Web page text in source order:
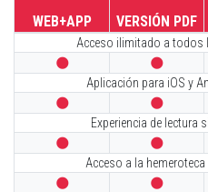
WEB+APP VERSIÓN PDF
Acceso ilimitado a todos
 
Aplicación para iOS y
 
Experiencia de lectura
 
Acceso a la hemeroteca
 